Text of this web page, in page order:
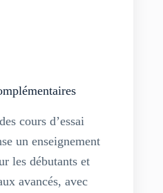
cours d’essai
un enseignement
les débutants et
avancés, avec